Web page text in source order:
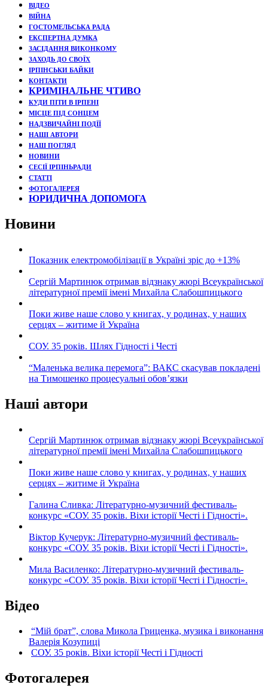
ВІДЕО
ВІЙНА
ГОСТОМЕЛЬСЬКА РАДА
ЕКСПЕРТНА ДУМКА
ЗАСІДАННЯ ВИКОНКОМУ
ЗАХОДЬ ДО СВОЇХ
ІРПІНСЬКИ БАЙКИ
КОНТАКТИ
КРИМІНАЛЬНЕ ЧТИВО
КУДИ ПІТИ В ІРПЕНІ
МІСЦЕ ПІД СОНЦЕМ
НАДЗВИЧАЙНІ ПОДЇЇ
НАШІ АВТОРИ
НАШ ПОГЛЯД
НОВИНИ
СЕСІЇ ІРПІНЬРАДИ
СТАТТІ
ФОТОГАЛЕРЕЯ
ЮРИДИЧНА ДОПОМОГА
Новини
Показник електромобілізації в Україні зріс до +13%
Сергій Мартинюк отримав відзнаку жюрі Всеукраїнської
літературної премії імені Михайла Слабошпицького
Поки живе наше слово у книгах, у родинах, у наших
серцях – житиме й Україна
СОУ. 35 років. Шлях Гідності і Честі
“Маленька велика перемога”: ВАКС скасував покладені
на Тимошенко процесуальні обов’язки
Наші автори
Сергій Мартинюк отримав відзнаку жюрі Всеукраїнської
літературної премії імені Михайла Слабошпицького
Поки живе наше слово у книгах, у родинах, у наших
серцях – житиме й Україна
Галина Сливка: Літературно-музичний фестиваль-
конкурс «СОУ. 35 років. Віхи історії Честі і Гідності».
Віктор Кучерук: Літературно-музичний фестиваль-
конкурс «СОУ. 35 років. Віхи історії Честі і Гідності».
Мила Василенко: Літературно-музичний фестиваль-
конкурс «СОУ. 35 років. Віхи історії Честі і Гідності».
Відео
“Мій брат”, слова Микола Гриценка, музика і виконання
Валерія Козупиці
СОУ. 35 років. Віхи історії Честі і Гідності
Фотогалерея